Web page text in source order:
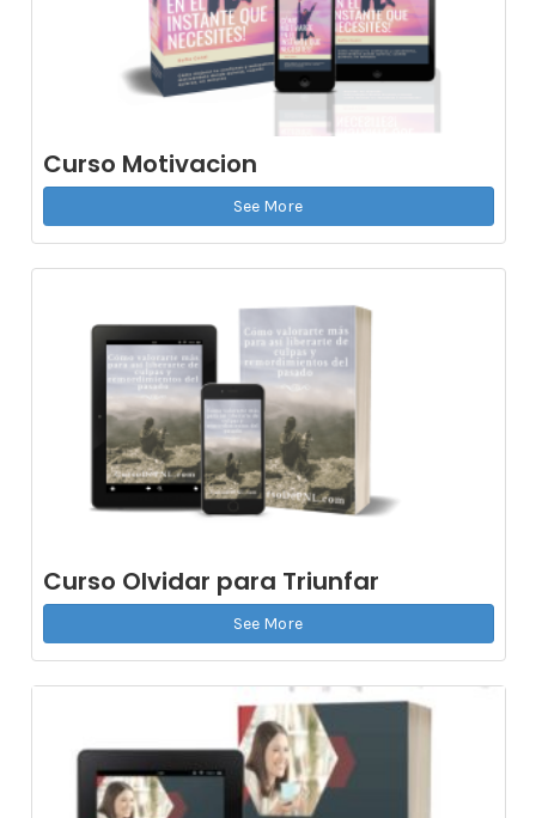
Curso Motivacion
See More
Curso Olvidar para Triunfar
See More